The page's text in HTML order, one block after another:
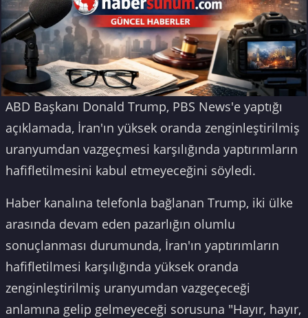
ABD Başkanı Donald Trump, PBS News'e yaptığı
açıklamada, İran'ın yüksek oranda zenginleştirilmiş
uranyumdan vazgeçmesi karşılığında yaptırımların
hafifletilmesini kabul etmeyeceğini söyledi.
Haber kanalına telefonla bağlanan Trump, iki ülke
arasında devam eden pazarlığın olumlu
sonuçlanması durumunda, İran'ın yaptırımların
hafifletilmesi karşılığında yüksek oranda
zenginleştirilmiş uranyumdan vazgeçeceği
anlamına gelip gelmeyeceği sorusuna "Hayır, hayır,